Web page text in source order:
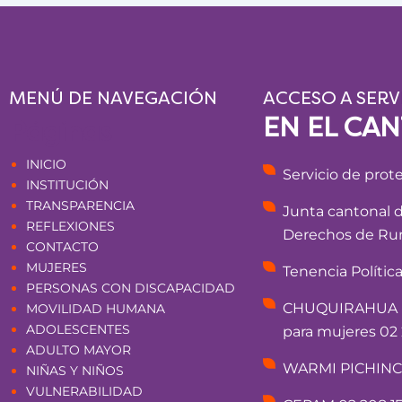
MENÚ DE NAVEGACIÓN
INICIO
INSTITUCIÓN
TRANSPARENCIA
REFLEXIONES
CONTACTO
MUJERES
PERSONAS CON DISCAPACIDAD
MOVILIDAD HUMANA
ADOLESCENTES
ADULTO MAYOR
NIÑAS Y NIÑOS
VULNERABILIDAD
ACCESO A
EN EL
Servicio de
Junta cantonal
Derechos de
Tenencia
para mujeres 02
WARMI